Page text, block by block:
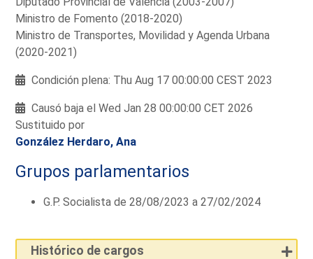
Ministro de Fomento (2018-2020)
Ministro de Transportes, Movilidad y Agenda Urbana
(2020-2021)
Condición plena: Thu Aug 17 00:00:00 CEST 2023
Causó baja el Wed Jan 28 00:00:00 CET 2026
Sustituido por
González Herdaro, Ana
Grupos parlamentarios
G.P. Socialista de 28/08/2023 a 27/02/2024
Histórico de cargos